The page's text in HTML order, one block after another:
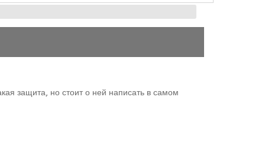
защита, но стоит о ней написать в самом